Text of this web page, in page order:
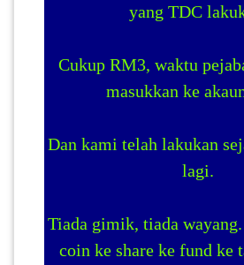
yang TDC
Cukup RM3, waktu
masukkan ke
Dan kami telah lakukan
lagi.
Tiada gimik, tiada
coin ke share ke fund ke